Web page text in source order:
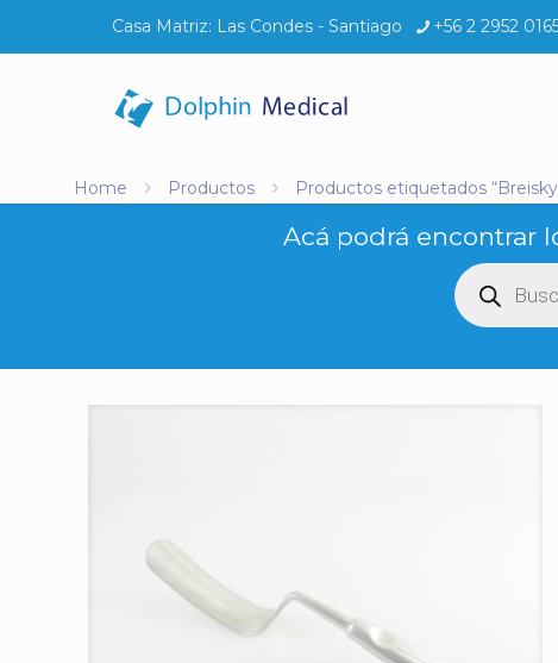
Casa Matriz: Las Condes - Santiago +56 2 2952
Home Productos Productos etiquetados
Acá podrá encontrar
de